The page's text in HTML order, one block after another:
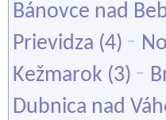
Bánovce nad
Prievidza (4) -
Kežmarok (3) -
Dubnica nad